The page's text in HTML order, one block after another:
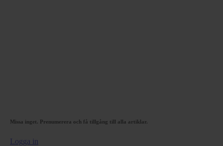
Missa inget. Prenumerera och få tillgång till alla artiklar.
Logga in